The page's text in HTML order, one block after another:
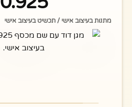
מתנות בעיצוב אישי / תכשיט בעיצוב אישי